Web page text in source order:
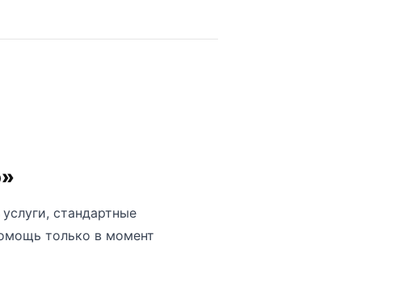
стандартные
только в момент